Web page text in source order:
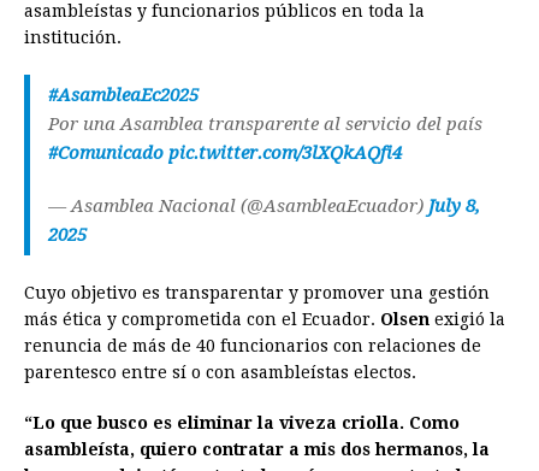
asambleístas y funcionarios públicos en toda la
institución.
#AsambleaEc2025
Por una Asamblea transparente al servicio del país
#Comunicado pic.twitter.com/3lXQkAQfi4
— Asamblea Nacional (@AsambleaEcuador) July 8,
2025
Cuyo objetivo es transparentar y promover una gestión
más ética y comprometida con el Ecuador. Olsen exigió la
renuncia de más de 40 funcionarios con relaciones de
parentesco entre sí o con asambleístas electos.
“Lo que busco es eliminar la viveza criolla. Como
asambleísta, quiero contratar a mis dos hermanos, la